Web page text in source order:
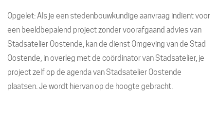
Opgelet: Als je een stedenbouwkundige aanvraag indient voor
een beeldbepalend project zonder voorafgaand advies van
Stadsatelier Oostende, kan de dienst Omgeving van de Stad
Oostende, in overleg met de coördinator van Stadsatelier, je
project zelf op de agenda van Stadsatelier Oostende
plaatsen. Je wordt hiervan op de hoogte gebracht.